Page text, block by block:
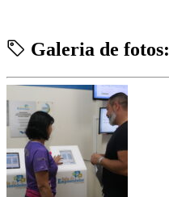
Galeria de fotos: